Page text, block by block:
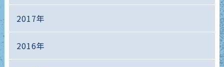
2017年
2016年